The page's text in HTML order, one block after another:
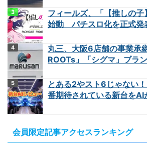
フィールズ、「【推しの子
始動 パチスロ化を正式発
丸三、大阪6店舗の事業
ROOTs」「シグマ」ブラ
とある2やスト6じゃない
番期待されている新台をAI
会員限定記事アクセスランキング